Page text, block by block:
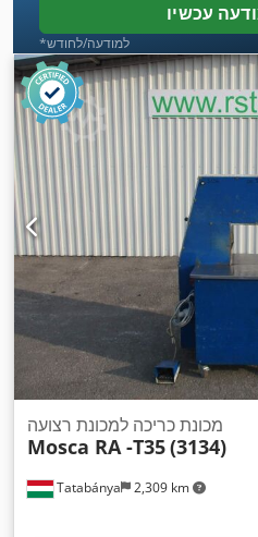
עכשיו
*למודעה/לחודש
Tatabánya 2,309 km
מכונת כריכה למכונת רצועה
Mosca RA -T35(3134)